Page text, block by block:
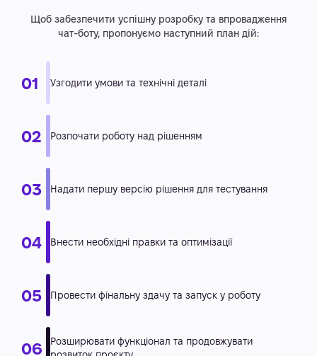
Щоб забезпечити успішну розробку та впровадження
чат-боту, пропонуємо наступний план дій: